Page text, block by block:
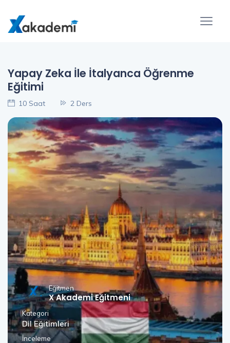
Yapay Zeka İle İtalyanca Öğrenme
Eğitimi
10 Saat 2 Ders
Eğitmen
X Akademi Eğitmeni
Kategori
Dil Eğitimleri
İnceleme